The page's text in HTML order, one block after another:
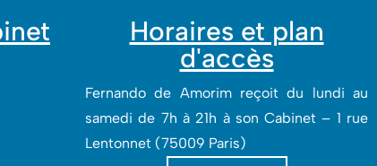
Horaires et plan
d'accès
Fernando de Amorim reçoit du lundi au
samedi de 7h à 21h à son Cabinet – 1 rue
Lentonnet (75009 Paris)